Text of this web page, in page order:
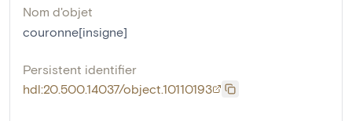
Nom d'objet
couronne[insigne]
Persistent identifier
hdl:20.500.14037/object.10110193